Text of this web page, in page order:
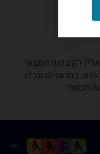
מחפש אנאלי? רק בזאפ תמצאו
בתחום מבוגרים
חכמה!